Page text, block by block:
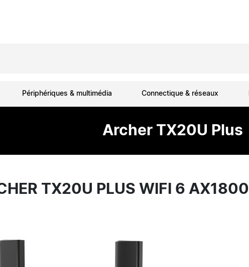
Périphériques & multimédia Connectique & réseaux
Archer TX20U Plus
TX20U PLUS WIFI 6 AX1800